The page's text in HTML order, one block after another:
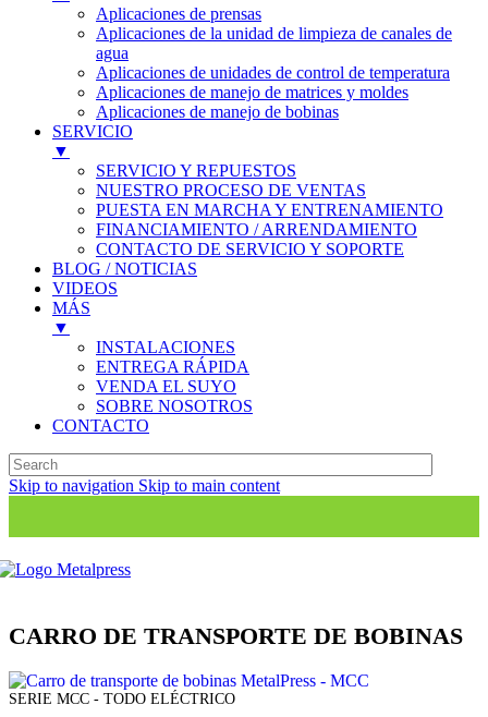
Aplicaciones de prensas
Aplicaciones de la unidad de limpieza de canales de
agua
Aplicaciones de unidades de control de temperatura
Aplicaciones de manejo de matrices y moldes
Aplicaciones de manejo de bobinas
SERVICIO
▼
SERVICIO Y REPUESTOS
NUESTRO PROCESO DE VENTAS
PUESTA EN MARCHA Y ENTRENAMIENTO
FINANCIAMIENTO / ARRENDAMIENTO
CONTACTO DE SERVICIO Y SOPORTE
BLOG / NOTICIAS
VIDEOS
MÁS
▼
INSTALACIONES
ENTREGA RÁPIDA
VENDA EL SUYO
SOBRE NOSOTROS
CONTACTO
Skip to navigation Skip to main content
CARRO DE TRANSPORTE DE BOBINAS
SERIE MCC - TODO ELÉCTRICO